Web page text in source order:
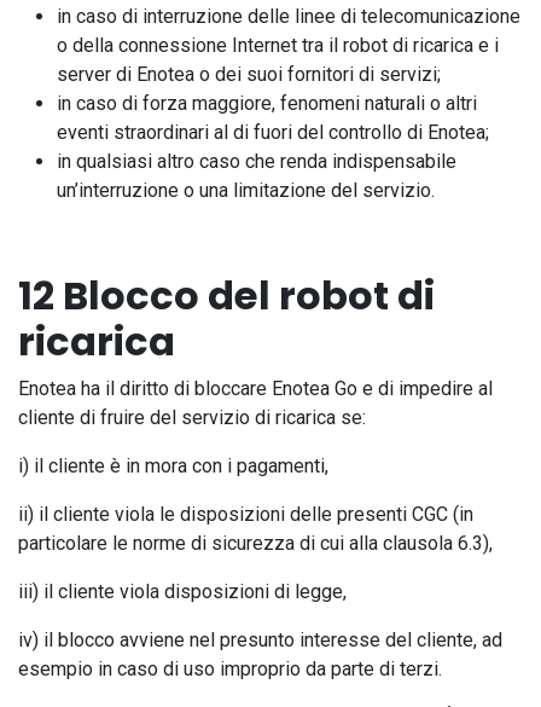
in caso di interruzione delle linee di telecomunicazione
o della connessione Internet tra il robot di ricarica e i
server di Enotea o dei suoi fornitori di servizi;
in caso di forza maggiore, fenomeni naturali o altri
eventi straordinari al di fuori del controllo di Enotea;
in qualsiasi altro caso che renda indispensabile
un’interruzione o una limitazione del servizio.
12 Blocco del robot di
ricarica
Enotea ha il diritto di bloccare Enotea Go e di impedire al
cliente di fruire del servizio di ricarica se:
i) il cliente è in mora con i pagamenti,
ii) il cliente viola le disposizioni delle presenti CGC (in
particolare le norme di sicurezza di cui alla clausola 6.3),
iii) il cliente viola disposizioni di legge,
iv) il blocco avviene nel presunto interesse del cliente, ad
esempio in caso di uso improprio da parte di terzi.